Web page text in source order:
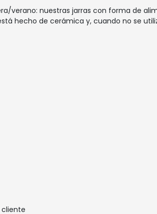
verano: nuestras jarras con forma de
hecho de cerámica y, cuando no se
cliente